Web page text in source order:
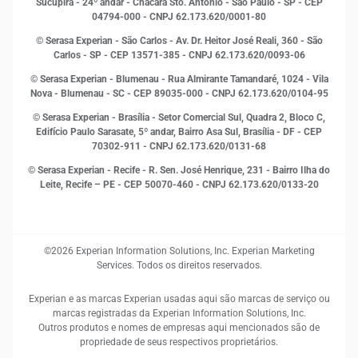
Leis e impostos
Marketing
Open Finance
Proteção de Dados
Sustentabilidade Corporativa
Sucupira - 24º andar - Chácara Sto. Antônio - São Paulo - SP - CEP
04794-000 - CNPJ 62.173.620/0001-80
© Serasa Experian - São Carlos - Av. Dr. Heitor José Reali, 360 - São
Carlos - SP - CEP 13571-385 - CNPJ 62.173.620/0093-06
© Serasa Experian - Blumenau - Rua Almirante Tamandaré, 1024 - Vila
Nova - Blumenau - SC - CEP 89035-000 - CNPJ 62.173.620/0104-95
© Serasa Experian - Brasília - Setor Comercial Sul, Quadra 2, Bloco C,
Edifício Paulo Sarasate, 5º andar, Bairro Asa Sul, Brasília - DF - CEP
70302-911 - CNPJ 62.173.620/0131-68
© Serasa Experian - Recife - R. Sen. José Henrique, 231 - Bairro Ilha do
Leite, Recife – PE - CEP 50070-460 - CNPJ 62.173.620/0133-20
©2026 Experian Information Solutions, Inc. Experian Marketing
Services. Todos os direitos reservados.
Experian e as marcas Experian usadas aqui são marcas de serviço ou
marcas registradas da Experian Information Solutions, Inc.
Outros produtos e nomes de empresas aqui mencionados são de
propriedade de seus respectivos proprietários.